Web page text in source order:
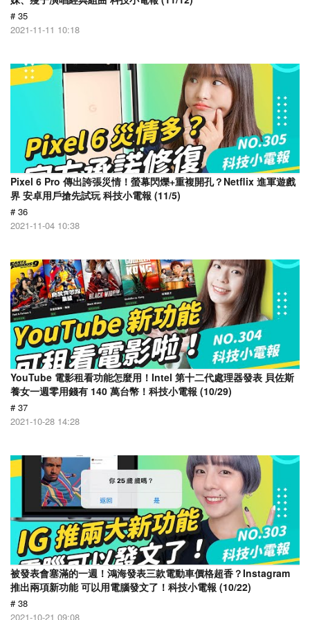
# 35
2021-11-11 10:18
Pixel 6 Pro 傳出誇張災情！螢幕閃爍+重複開孔？Netflix 進軍遊戲
界 安卓用戶搶先試玩 科技小電報 (11/5)
# 36
2021-11-04 10:38
YouTube 電影租看功能怎麼用！Intel 第十二代處理器發表 貝佐斯
養女一週零用錢有 140 萬台幣！科技小電報 (10/29)
# 37
2021-10-28 14:28
被發表會塞滿的一週！鴻海發表三款電動車價格超香？Instagram
推出兩項新功能 可以用電腦發文了！科技小電報 (10/22)
# 38
2021-10-21 09:08